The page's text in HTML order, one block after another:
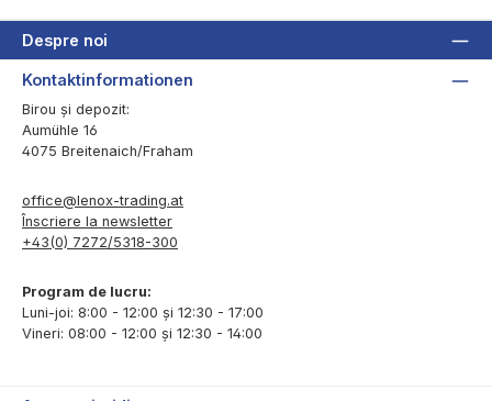
Despre noi
Kontaktinformationen
Birou și depozit:
Aumühle 16
4075 Breitenaich/Fraham
office@lenox-trading.at
Înscriere la newsletter
+43(0) 7272/5318-300
Program de lucru:
Luni-joi: 8:00 - 12:00 și 12:30 - 17:00
Vineri: 08:00 - 12:00 și 12:30 - 14:00